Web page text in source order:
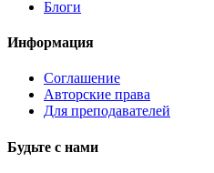
Блоги
Информация
Соглашение
Авторские права
Для преподавателей
Будьте с нами